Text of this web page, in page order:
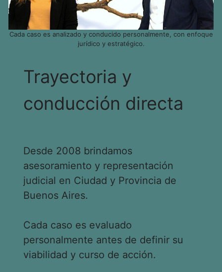
Cada caso es analizado y conducido personalmente, con enfoque
jurídico y estratégico.
Trayectoria y
conducción directa
Desde 2008 brindamos
asesoramiento y representación
judicial en Ciudad y Provincia de
Buenos Aires.
Cada caso es evaluado
personalmente antes de definir su
viabilidad y curso de acción.